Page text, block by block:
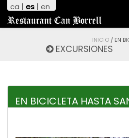
ca | es | en
Restaurant Can Borrell
INICIO / EN
EXCURSIONES
EN BICICLETA HASTA